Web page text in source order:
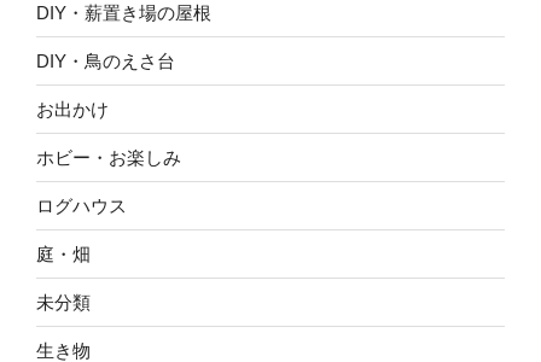
DIY・薪置き場の屋根
DIY・鳥のえさ台
お出かけ
ホビー・お楽しみ
ログハウス
庭・畑
未分類
生き物